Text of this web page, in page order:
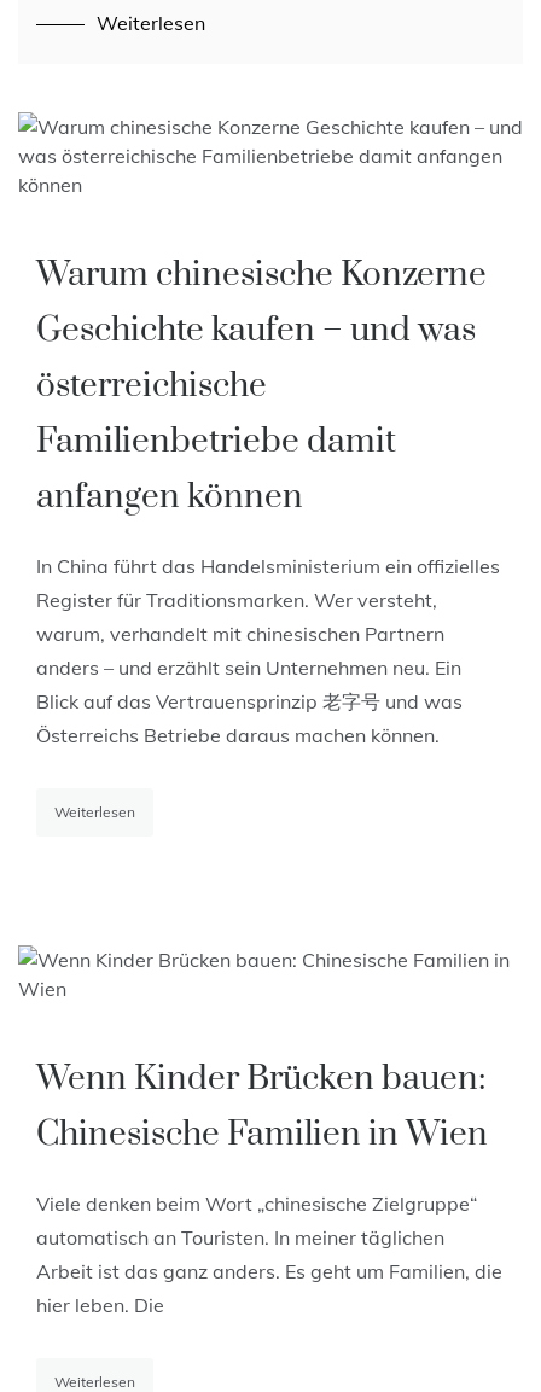
Weiterlesen
Warum chinesische Konzerne
Geschichte kaufen – und was
österreichische
Familienbetriebe damit
anfangen können
In China führt das Handelsministerium ein offizielles
Register für Traditionsmarken. Wer versteht,
warum, verhandelt mit chinesischen Partnern
anders – und erzählt sein Unternehmen neu. Ein
Blick auf das Vertrauensprinzip 老字号 und was
Österreichs Betriebe daraus machen können.
Weiterlesen
Wenn Kinder Brücken bauen:
Chinesische Familien in Wien
Viele denken beim Wort „chinesische Zielgruppe“
automatisch an Touristen. In meiner täglichen
Arbeit ist das ganz anders. Es geht um Familien, die
hier leben. Die
Weiterlesen